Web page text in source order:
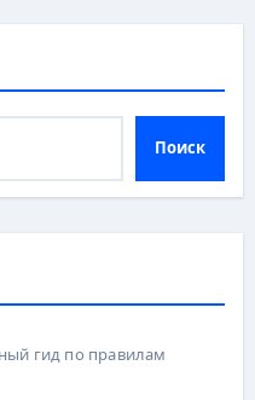
Поиск
гид по правилам